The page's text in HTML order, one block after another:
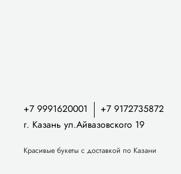
+7 9991620001
+7 9172735872
г. Казань ул.Айвазовского 19
Красивые букеты с доставкой по Казани